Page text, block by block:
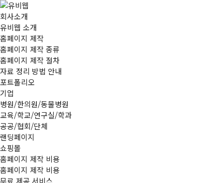
본문 바로가기
메인메뉴 바로가기
회사소개
유비웹 소개
홈페이지 제작
홈페이지 제작 종류
홈페이지 제작 절차
자료 정리 방법 안내
포트폴리오
기업
병원/한의원/동물병원
교육/학교/연구실/학과
공공/협회/단체
랜딩페이지
쇼핑몰
홈페이지 제작 비용
홈페이지 제작 비용
무료 제공 서비스